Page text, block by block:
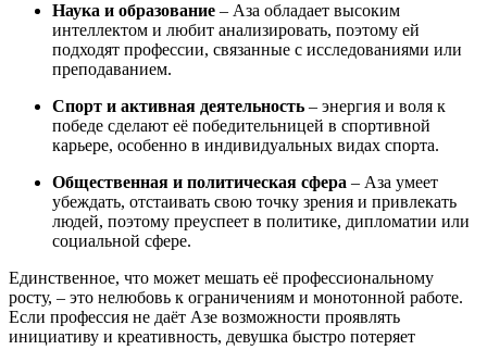
Наука и образование – Аза обладает высоким
интеллектом и любит анализировать, поэтому ей
подходят профессии, связанные с исследованиями или
преподаванием.
Спорт и активная деятельность – энергия и воля к
победе сделают её победительницей в спортивной
карьере, особенно в индивидуальных видах спорта.
Общественная и политическая сфера – Аза умеет
убеждать, отстаивать свою точку зрения и привлекать
людей, поэтому преуспеет в политике, дипломатии или
социальной сфере.
Единственное, что может мешать её профессиональному
росту, – это нелюбовь к ограничениям и монотонной работе.
Если профессия не даёт Азе возможности проявлять
инициативу и креативность, девушка быстро потеряет